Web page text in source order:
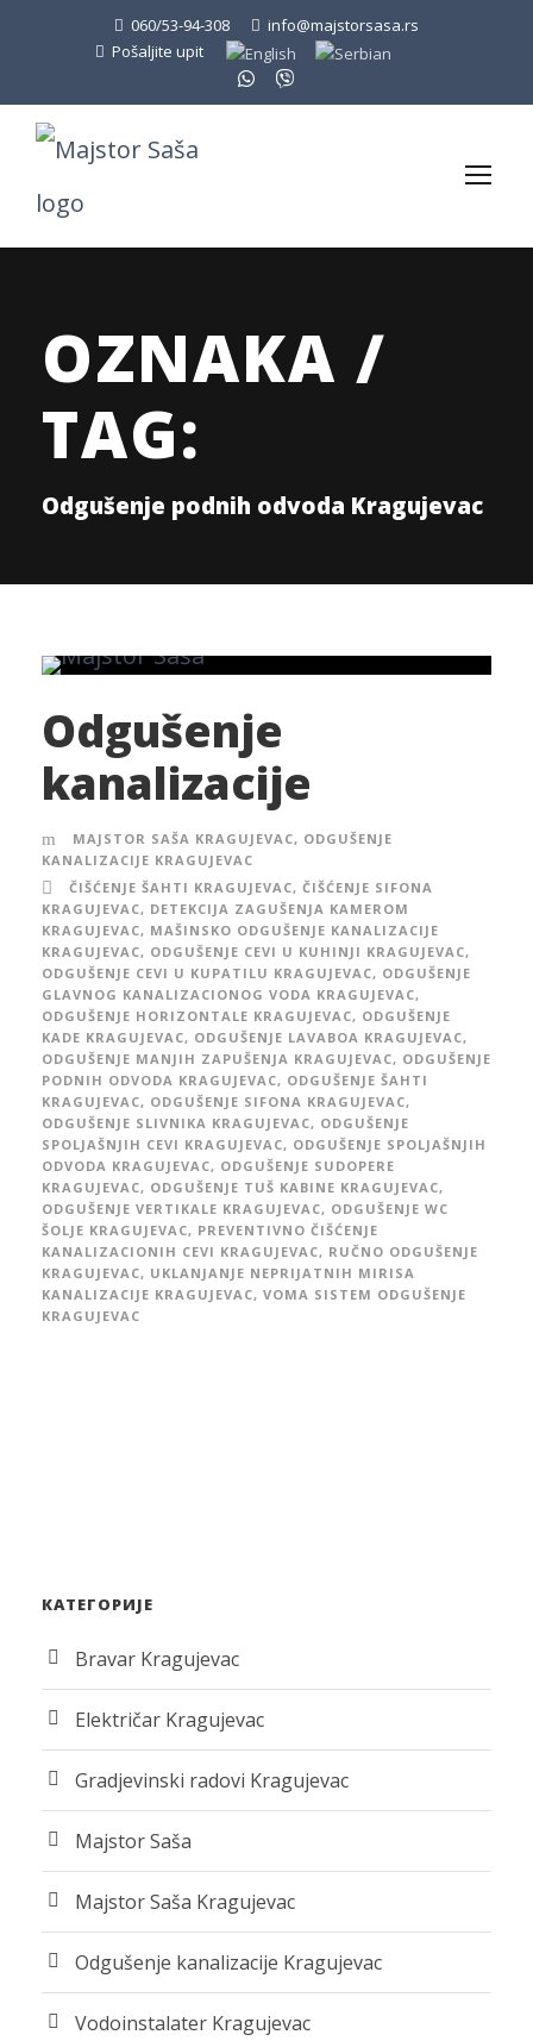
060/53-94-308
info@majstorsasa.rs
Pošaljite upit
OZNAKA /
TAG:
Odgušenje podnih odvoda Kragujevac
Odgušenje
kanalizacije
MAJSTOR SAŠA KRAGUJEVAC, ODGUŠENJE
KANALIZACIJE KRAGUJEVAC
ČIŠĆENJE ŠAHTI KRAGUJEVAC, ČIŠĆENJE SIFONA
KRAGUJEVAC, DETEKCIJA ZAGUŠENJA KAMEROM
KRAGUJEVAC, MAŠINSKO ODGUŠENJE KANALIZACIJE
KRAGUJEVAC, ODGUŠENJE CEVI U KUHINJI KRAGUJEVAC,
ODGUŠENJE CEVI U KUPATILU KRAGUJEVAC, ODGUŠENJE
GLAVNOG KANALIZACIONOG VODA KRAGUJEVAC,
ODGUŠENJE HORIZONTALE KRAGUJEVAC, ODGUŠENJE
KADE KRAGUJEVAC, ODGUŠENJE LAVABOA KRAGUJEVAC,
ODGUŠENJE MANJIH ZAPUŠENJA KRAGUJEVAC, ODGUŠENJE
PODNIH ODVODA KRAGUJEVAC, ODGUŠENJE ŠAHTI
KRAGUJEVAC, ODGUŠENJE SIFONA KRAGUJEVAC,
ODGUŠENJE SLIVNIKA KRAGUJEVAC, ODGUŠENJE
SPOLJAŠNJIH CEVI KRAGUJEVAC, ODGUŠENJE SPOLJAŠNJIH
ODVODA KRAGUJEVAC, ODGUŠENJE SUDOPERE
KRAGUJEVAC, ODGUŠENJE TUŠ KABINE KRAGUJEVAC,
ODGUŠENJE VERTIKALE KRAGUJEVAC, ODGUŠENJE WC
ŠOLJE KRAGUJEVAC, PREVENTIVNO ČIŠĆENJE
KANALIZACIONIH CEVI KRAGUJEVAC, RUČNO ODGUŠENJE
KRAGUJEVAC, UKLANJANJE NEPRIJATNIH MIRISA
KANALIZACIJE KRAGUJEVAC, VOMA SISTEM ODGUŠENJE
KRAGUJEVAC
КАТЕГОРИЈЕ
Bravar Kragujevac
Električar Kragujevac
Gradjevinski radovi Kragujevac
Majstor Saša
Majstor Saša Kragujevac
Odgušenje kanalizacije Kragujevac
Vodoinstalater Kragujevac